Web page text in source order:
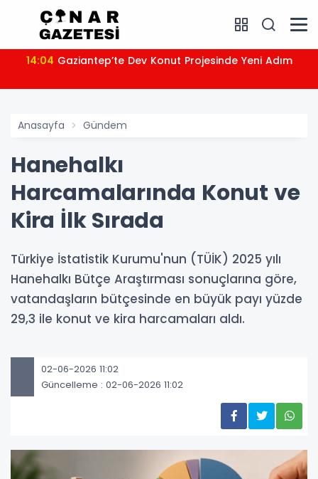
14:04 Gaziantep’te Dev Konut Projesinde Yeni Adım
Anasayfa Gündem
Hanehalkı
Harcamalarında Konut ve
Kira İlk Sırada
Türkiye İstatistik Kurumu'nun (TÜİK) 2025 yılı
Hanehalkı Bütçe Araştırması sonuçlarına göre,
vatandaşların bütçesinde en büyük payı yüzde
29,3 ile konut ve kira harcamaları aldı.
02-06-2026 11:02
Güncelleme : 02-06-2026 11:02